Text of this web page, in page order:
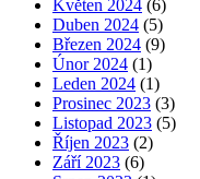
Květen 2024 (6)
Duben 2024 (5)
Březen 2024 (9)
Únor 2024 (1)
Leden 2024 (1)
Prosinec 2023 (3)
Listopad 2023 (5)
Říjen 2023 (2)
Září 2023 (6)